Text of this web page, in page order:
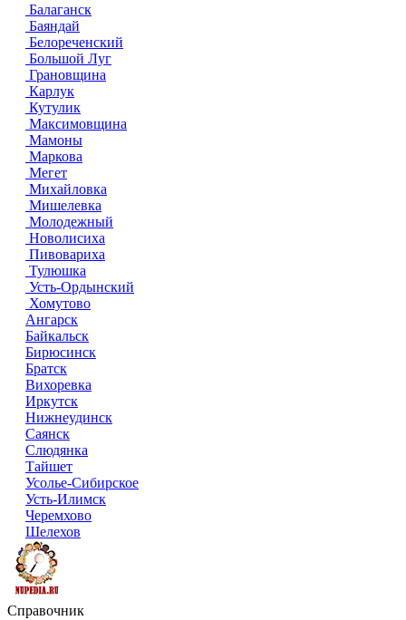
Балаганск
Баяндай
Белореченский
Большой Луг
Грановщина
Карлук
Кутулик
Максимовщина
Мамоны
Маркова
Мегет
Михайловка
Мишелевка
Молодежный
Новолисиха
Пивовариха
Тулюшка
Усть-Ордынский
Хомутово
Ангарск
Байкальск
Бирюсинск
Братск
Вихоревка
Иркутск
Нижнеудинск
Саянск
Слюдянка
Тайшет
Усолье-Сибирское
Усть-Илимск
Черемхово
Шелехов
Справочник